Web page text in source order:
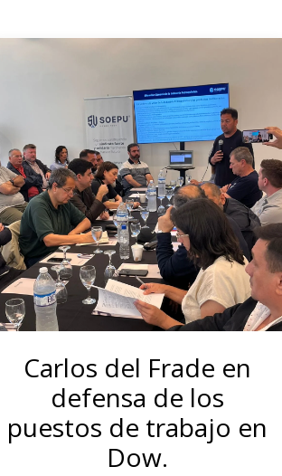
Carlos del Frade en
defensa de los
puestos de trabajo en
Dow.